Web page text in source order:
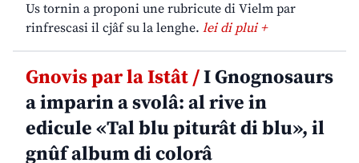
Us tornin a proponi une rubricute di Vielm par
rinfrescasi il cjâf su la lenghe. lei di plui +
Gnovis par la Istât /I Gnognosaurs
a imparin a svolâ: al rive in
edicule «Tal blu piturât di blu», il
gnûf album di colorâ